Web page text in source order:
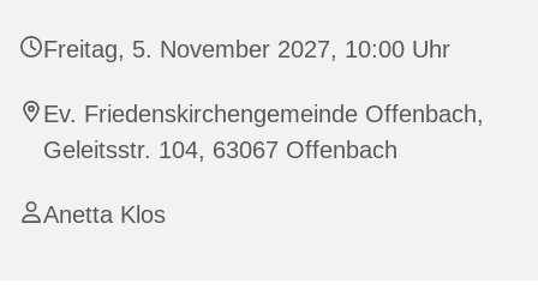
Freitag, 5. November 2027, 10:00 Uhr
Ev. Friedenskirchengemeinde Offenbach,
Geleitsstr. 104, 63067 Offenbach
Anetta Klos